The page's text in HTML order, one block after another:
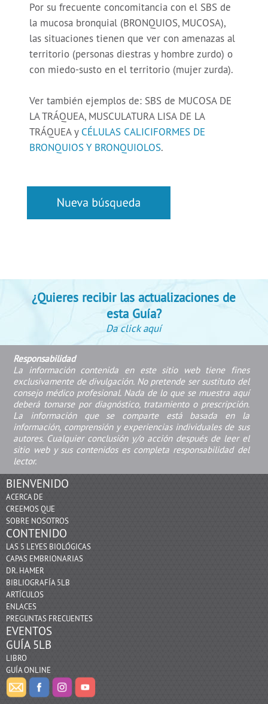
Por su frecuente concomitancia con el SBS de
la mucosa bronquial (BRONQUIOS, MUCOSA),
las situaciones tienen que ver con amenazas al
territorio (personas diestras y hombre zurdo) o
con miedo-susto en el territorio (mujer zurda).
Ver también ejemplos de: SBS de MUCOSA DE
LA TRÁQUEA, MUSCULATURA LISA DE LA
TRÁQUEA y CÉLULAS CALICIFORMES DE
BRONQUIOS Y BRONQUIOLOS.
¿Quieres recibir las actualizaciones de
esta Guía?
Da click aquí
Responsabilidad
La información contenida en este sitio web tiene fines
exclusivamente de divulgación. No pretende ser sustituto del
consejo médico profesional. Nada de lo que se muestra aquí
deberá tomarse por diagnóstico, tratamiento o prescripción.
La información que se comparte está basada en la
información, comprensión y experiencias individuales de sus
autores. Cualquier conclusión y/o acción después de leer el
sitio web y sus contenidos es completa responsabilidad del
lector.
BIENVENIDO
ACERCA DE
CREEMOS QUE
SOBRE NOSOTROS
CONTENIDO
LAS 5 LEYES BIOLÓGICAS
CAPAS EMBRIONARIAS
DR. HAMER
BIBLIOGRAFÍA 5LB
ARTÍCULOS
ENLACES
PREGUNTAS FRECUENTES
EVENTOS
GUÍA 5LB
LIBRO
GUÍA ONLINE